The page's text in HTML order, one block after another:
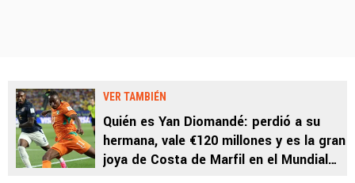
VER TAMBIÉN
Quién es Yan Diomandé: perdió a su
hermana, vale €120 millones y es la gran
joya de Costa de Marfil en el Mundial